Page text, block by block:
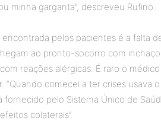
minha garganta”, descreveu Rufino.
pelos pacientes é a falta
ao pronto-socorro com
reações alérgicas. É raro o
“Quando comecei a ter crises usava
pelo Sistema Único de
colaterais”.